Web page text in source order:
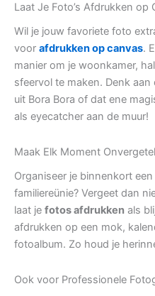
Laat Je Foto’s Afdrukken op
Wil je jouw favoriete foto
voor afdrukken op canvas.
manier om je woonkamer,
sfeervol te maken. Denk
uit Bora Bora of dat ene
als eyecatcher aan de muur!
Maak Elk Moment
Organiseer je binnenkort
familiereünie? Vergeet dan
laat je fotos afdrukken als
afdrukken op een mok,
fotoalbum. Zo houd je
Ook voor Professionele